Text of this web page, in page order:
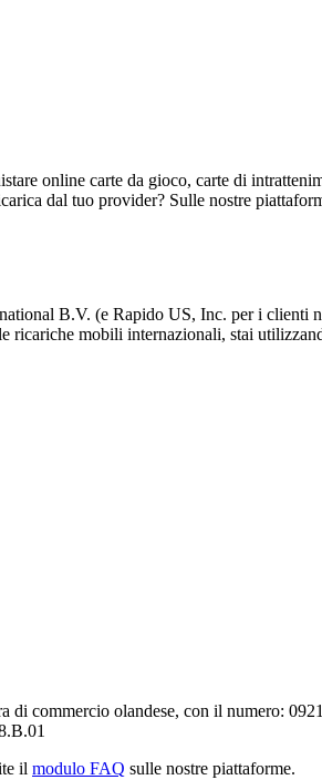
online carte da gioco, carte di
dal tuo provider? Sulle nostre
B.V. (e Rapido US, Inc. per i
ricariche mobili internazionali, stai
di commercio olandese, con il numero:
il modulo FAQ sulle nostre piattaforme.